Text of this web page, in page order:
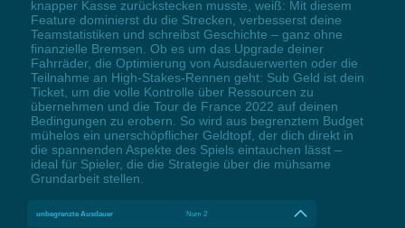
knapper Kasse zurückstecken musste, weiß: Mit diesem
Feature dominierst du die Strecken, verbesserst deine
Teamstatistiken und schreibst Geschichte – ganz ohne
finanzielle Bremsen. Ob es um das Upgrade deiner
Fahrräder, die Optimierung von Ausdauerwerten oder die
Teilnahme an High-Stakes-Rennen geht: Sub Geld ist dein
Ticket, um die volle Kontrolle über Ressourcen zu
übernehmen und die Tour de France 2022 auf deinen
Bedingungen zu erobern. So wird aus begrenztem Budget
mühelos ein unerschöpflicher Geldtopf, der dich direkt in
die spannenden Aspekte des Spiels eintauchen lässt –
ideal für Spieler, die die Strategie über die mühsame
Grundarbeit stellen.
unbegrenzte Ausdauer Num 2